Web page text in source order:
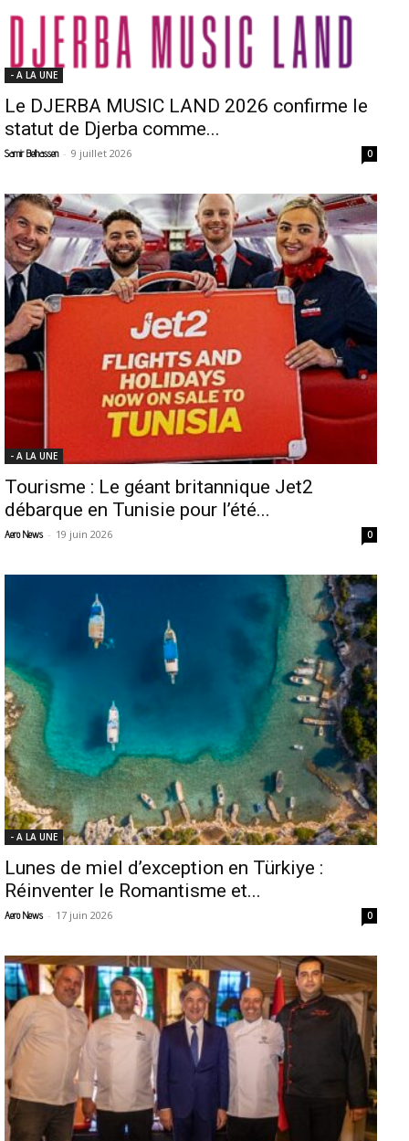
- A LA UNE
Le DJERBA MUSIC LAND 2026 confirme le
statut de Djerba comme...
Samir Belhassen - 9 juillet 2026 0
- A LA UNE
Tourisme : Le géant britannique Jet2
débarque en Tunisie pour l’été...
Aero News - 19 juin 2026 0
- A LA UNE
Lunes de miel d’exception en Türkiye :
Réinventer le Romantisme et...
Aero News - 17 juin 2026 0